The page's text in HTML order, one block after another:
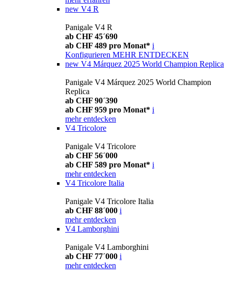
new V4 R
Panigale V4 R
ab CHF 45´690
ab CHF 489 pro Monat* i
Konfigurieren MEHR ENTDECKEN
new V4 Márquez 2025 World Champion Replica
Panigale V4 Márquez 2025 World Champion
Replica
ab CHF 90´390
ab CHF 959 pro Monat* i
mehr entdecken
V4 Tricolore
Panigale V4 Tricolore
ab CHF 56´000
ab CHF 589 pro Monat* i
mehr entdecken
V4 Tricolore Italia
Panigale V4 Tricolore Italia
ab CHF 88´000 i
mehr entdecken
V4 Lamborghini
Panigale V4 Lamborghini
ab CHF 77´000 i
mehr entdecken